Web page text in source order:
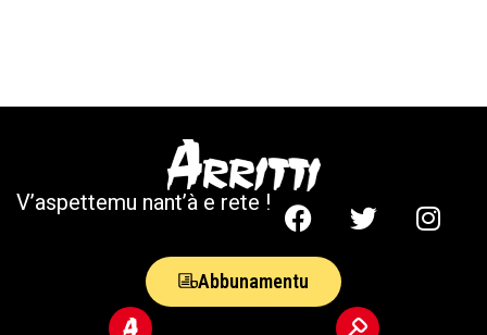
V’aspettemu nant’à e rete !
Abbunamentu